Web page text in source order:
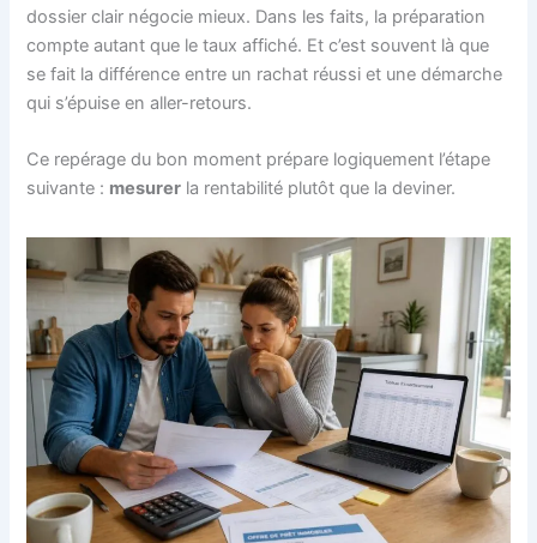
dossier clair négocie mieux. Dans les faits, la préparation
compte autant que le taux affiché. Et c’est souvent là que
se fait la différence entre un rachat réussi et une démarche
qui s’épuise en aller-retours.
Ce repérage du bon moment prépare logiquement l’étape
suivante : mesurer la rentabilité plutôt que la deviner.